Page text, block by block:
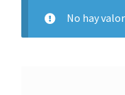
No hay